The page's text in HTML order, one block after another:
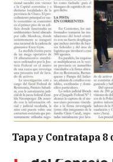
Tapa y Contratapa 8